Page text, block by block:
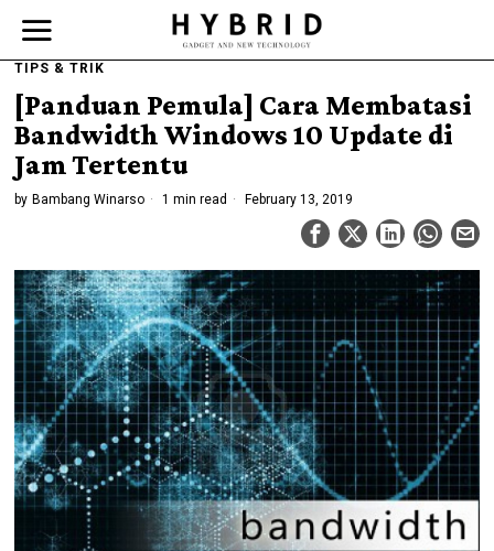
TIPS & TRIK
[Panduan Pemula] Cara Membatasi
Bandwidth Windows 10 Update di
Jam Tertentu
by Bambang Winarso 1 min read February 13, 2019